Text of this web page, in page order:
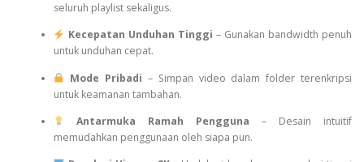
seluruh playlist sekaligus.
Kecepatan Unduhan Tinggi – Gunakan bandwidth penuh
untuk unduhan cepat.
Mode Pribadi – Simpan video dalam folder terenkripsi
untuk keamanan tambahan.
Antarmuka Ramah Pengguna – Desain intuitif
memudahkan penggunaan oleh siapa pun.